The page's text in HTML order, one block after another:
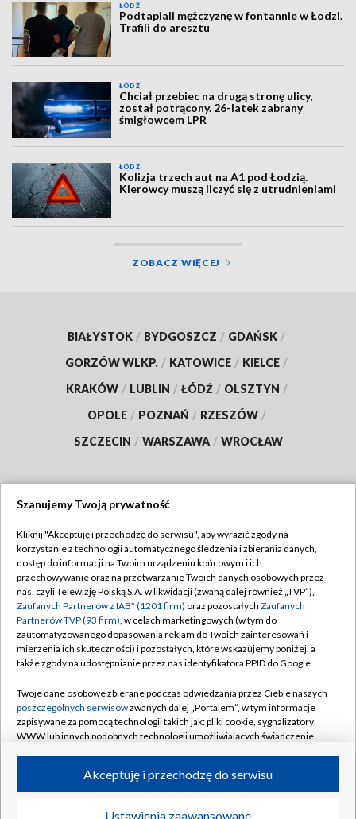
ŁÓDŹ
Podtapiali mężczyznę w fontannie w Łodzi.
Trafili do aresztu
ŁÓDŹ
Chciał przebiec na drugą stronę ulicy,
został potrącony. 26-latek zabrany
śmigłowcem LPR
ŁÓDŹ
Kolizja trzech aut na A1 pod Łodzią.
Kierowcy muszą liczyć się z utrudnieniami
ZOBACZ WIĘCEJ
BIAŁYSTOK / BYDGOSZCZ / GDAŃSK /
GORZÓW WLKP. / KATOWICE / KIELCE /
KRAKÓW / LUBLIN / ŁÓDŹ / OLSZTYN /
OPOLE / POZNAŃ / RZESZÓW /
SZCZECIN / WARSZAWA / WROCŁAW
TVP
Abonament TVP
Emisja w TVP
Centrum informacji TVP
Naziemna Telewizja Cyfrowa
Rada Programowa
System NOS
Informacje o nadawcy
Program dla prasy
Regulamin TVP
Polityka prywatności
Moje zgody
Pomoc
Kontakt
Kanały
©2026 Telewizja Polska S.A. w likwidacji
Szanujemy Twoją prywatność
Kliknij "Akceptuję i przechodzę do serwisu", aby wyrazić zgody na
korzystanie z technologii automatycznego śledzenia i zbierania danych,
dostęp do informacji na Twoim urządzeniu końcowym i ich
przechowywanie oraz na przetwarzanie Twoich danych osobowych przez
nas, czyli Telewizję Polską S.A. w likwidacji (zwaną dalej również „TVP”),
Zaufanych Partnerów z IAB* (1201 firm) oraz pozostałych Zaufanych
Partnerów TVP (93 firm), w celach marketingowych (w tym do
zautomatyzowanego dopasowania reklam do Twoich zainteresowań i
mierzenia ich skuteczności) i pozostałych, które wskazujemy poniżej, a
także zgody na udostępnianie przez nas identyfikatora PPID do Google.
Twoje dane osobowe zbierane podczas odwiedzania przez Ciebie naszych
poszczególnych serwisówzwanych dalej „Portalem”, w tym informacje
zapisywane za pomocą technologii takich jak: pliki cookie, sygnalizatory
WWW lub innych podobnych technologii umożliwiających świadczenie
ruchu w Internecie.
Twoje dane osobowe zbierane podczas odwiedzania przez Ciebie
Ustawienia zaawansowane
Akceptuję i przechodzę do serwisu